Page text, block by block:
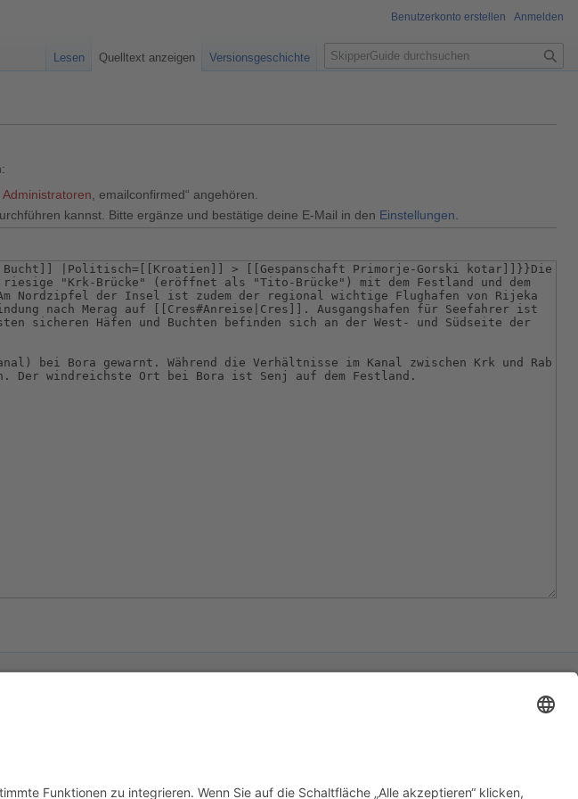
Administratoren , emailconfirmed“ angehören.
kannst. Bitte ergänze und bestätige deine E-Mail in den Einstellungen
Benutzerkonto erstellen Anmelden
Lesen Quelltext anzeigen Versionsgeschichte
S
u
e